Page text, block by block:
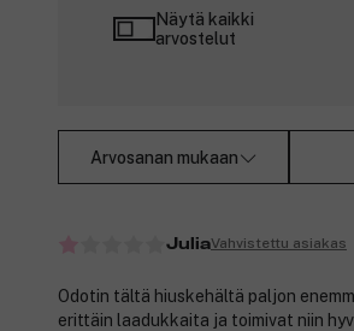
Näytä kaikki
arvostelut
Arvosanan mukaan
JuliaVahvistettu asiakas
Odotin tältä hiuskehältä paljon
erittäin laadukkaita ja toimivat niin